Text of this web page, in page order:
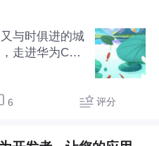
与时俱进的城
走进华为Caa
被周围的环
6 评分